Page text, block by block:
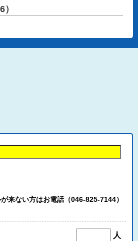
来ない方はお電話（046-825-7144）
人